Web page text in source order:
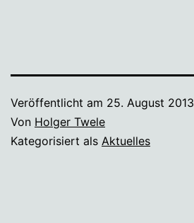
Veröffentlicht am 25. August 2013
Von Holger Twele
Kategorisiert als Aktuelles